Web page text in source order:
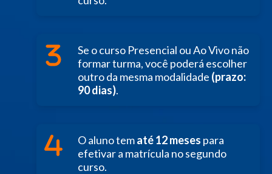
Se o curso Presencial ou Ao Vivo não
formar turma, você poderá escolher
outro da mesma modalidade (prazo:
90 dias).
O aluno tematé 12 meses para
efetivar a matrícula no segundo
curso.